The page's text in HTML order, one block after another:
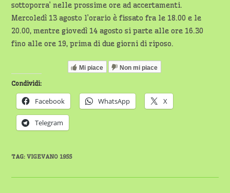
sottoporra’ nelle prossime ore ad accertamenti.
Mercoledì 13 agosto l’orario è fissato fra le 18.00 e le
20.00, mentre giovedì 14 agosto si parte alle ore 16.30
fino alle ore 19, prima di due giorni di riposo.
Mi piace Non mi piace
Condividi:
Facebook WhatsApp X
Telegram
TAG:VIGEVANO 1955